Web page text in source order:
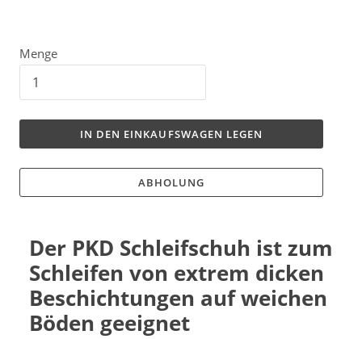
Menge
IN DEN EINKAUFSWAGEN LEGEN
ABHOLUNG
Der PKD Schleifschuh ist zum
Schleifen von extrem dicken
Beschichtungen auf weichen
Böden geeignet